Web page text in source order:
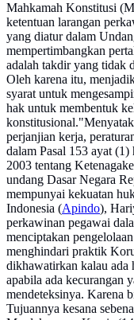
Mahkamah Konstitusi
ketentuan larangan
yang diatur dalam
mempertimbangkan
adalah takdir yang tidak
Oleh karena itu,
syarat untuk
hak untuk membentuk
perjanjian kerja,
dalam Pasal 153 ayat
2003 tentang
undang Dasar Negara
mempunyai kekuatan
Indonesia (Apindo),
perkawinan pegawai
menciptakan
menghindari praktik
dikhawatirkan kalau ada
apabila ada kecurangan
mendeteksinya. Karena
Tujuannya kesana